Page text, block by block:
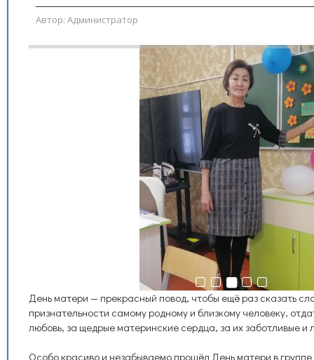
Автор: Администратор
День матери — прекрасный повод, чтобы ещё раз сказать
признательности самому родному и близкому человеку,
любовь, за щедрые материнские сердца, за их заботливые и
Особо красиво и незабываемо прошёл День матери в